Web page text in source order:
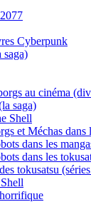
Cyberpunk
saga)
au cinéma
saga)
Shell
et Méchas dans
dans les
dans les
tokusatsu